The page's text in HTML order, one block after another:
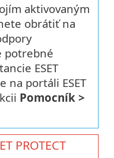
aktivovaným
obrátiť na
potrebné
ESET
na portáli ESET
Pomocník >
PROTECT